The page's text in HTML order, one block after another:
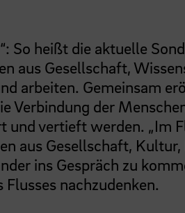
So heißt die aktuelle
aus Gesellschaft,
arbeiten. Gemeinsam
Verbindung der
vertieft werden. „Im
aus Gesellschaft,
ins Gespräch zu
nachzudenken.